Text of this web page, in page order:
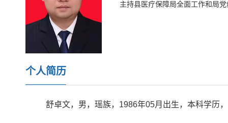
主持县医疗保障局全面工作和局
个人简历
舒卓文，男，瑶族，1986年05月出生，本科学历